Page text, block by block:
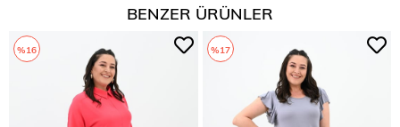
BENZER ÜRÜNLER
%16 %17